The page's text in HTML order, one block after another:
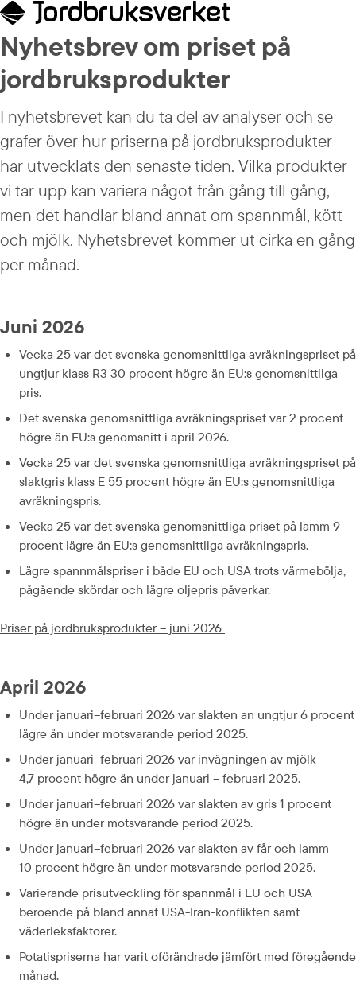
Nyhetsbrev om priset på
jordbruksprodukter
I nyhetsbrevet kan du ta del av analyser och se
grafer över hur priserna på jordbruksprodukter
har utvecklats den senaste tiden. Vilka produkter
vi tar upp kan variera något från gång till gång,
men det handlar bland annat om spannmål, kött
och mjölk. Nyhetsbrevet kommer ut cirka en gång
per månad.
Juni 2026
Vecka 25 var det svenska genomsnittliga avräkningspriset på
ungtjur klass R3 30 procent högre än EU:s genomsnittliga
pris.
Det svenska genomsnittliga avräkningspriset var 2 procent
högre än EU:s genomsnitt i april 2026.
Vecka 25 var det svenska genomsnittliga avräkningspriset på
slaktgris klass E 55 procent högre än EU:s genomsnittliga
avräkningspris.
Vecka 25 var det svenska genomsnittliga priset på lamm 9
procent lägre än EU:s genomsnittliga avräkningspris.
Lägre spannmålspriser i både EU och USA trots värmebölja,
pågående skördar och lägre oljepris påverkar.
Priser på jordbruksprodukter – juni 2026
April 2026
Under januari–februari 2026 var slakten an ungtjur 6 procent
lägre än under motsvarande period 2025.
Under januari–februari 2026 var invägningen av mjölk
4,7 procent högre än under januari – februari 2025.
Under januari–februari 2026 var slakten av gris 1 procent
högre än under motsvarande period 2025.
Under januari–februari 2026 var slakten av får och lamm
10 procent högre än under motsvarande period 2025.
Varierande prisutveckling för spannmål i EU och USA
beroende på bland annat USA-Iran-konflikten samt
väderleksfaktorer.
Potatispriserna har varit oförändrade jämfört med föregående
månad.